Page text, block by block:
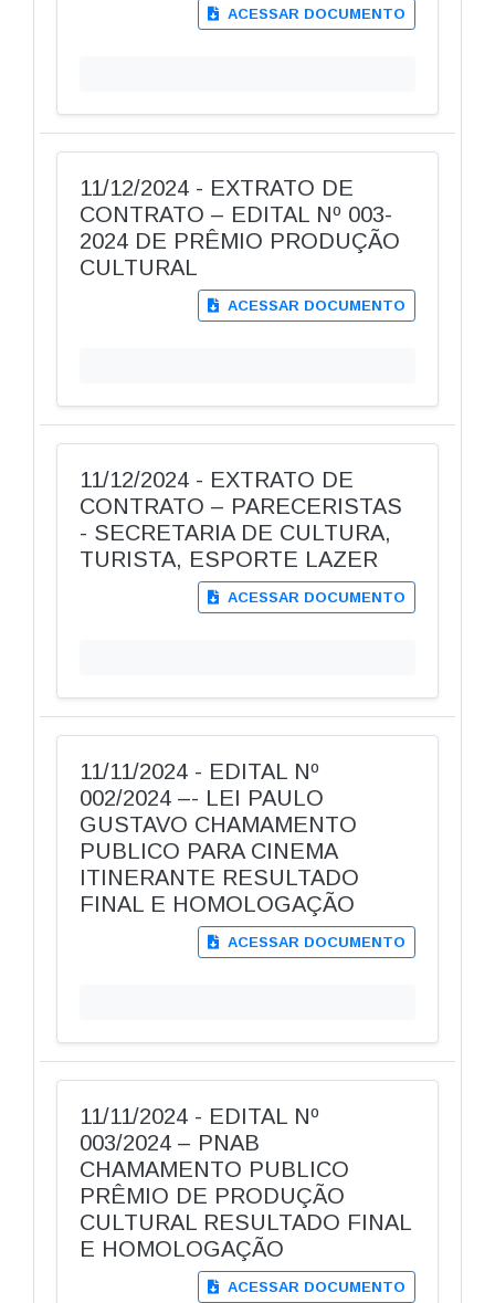
ACESSAR DOCUMENTO
11/12/2024 - EXTRATO DE
CONTRATO – EDITAL Nº 003-
2024 DE PRÊMIO PRODUÇÃO
CULTURAL
ACESSAR DOCUMENTO
11/12/2024 - EXTRATO DE
CONTRATO – PARECERISTAS
- SECRETARIA DE CULTURA,
TURISTA, ESPORTE LAZER
ACESSAR DOCUMENTO
11/11/2024 - EDITAL Nº
002/2024 –- LEI PAULO
GUSTAVO CHAMAMENTO
PUBLICO PARA CINEMA
ITINERANTE RESULTADO
FINAL E HOMOLOGAÇÃO
ACESSAR DOCUMENTO
11/11/2024 - EDITAL Nº
003/2024 – PNAB
CHAMAMENTO PUBLICO
PRÊMIO DE PRODUÇÃO
CULTURAL RESULTADO FINAL
E HOMOLOGAÇÃO
ACESSAR DOCUMENTO